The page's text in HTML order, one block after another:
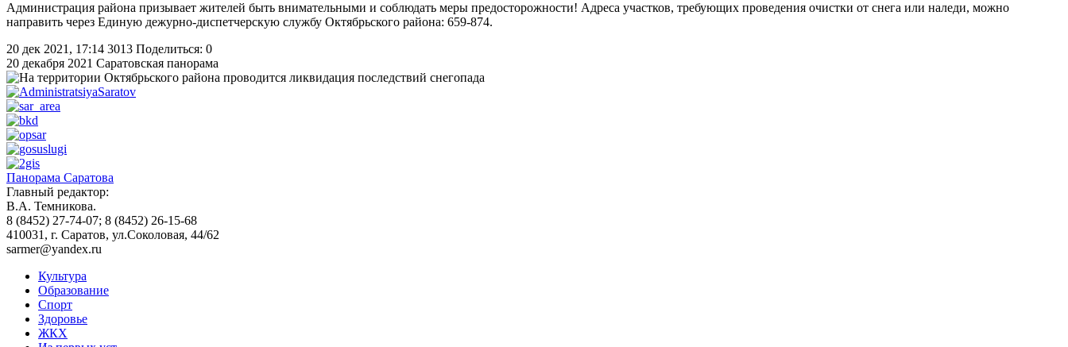
Администрация района призывает жителей быть внимательными и соблюдать меры предосторожности! Адреса участков, требующих проведения очистки от снега или наледи, можно
направить через Единую дежурно-диспетчерскую службу Октябрьского района: 659-874.
20 дек 2021, 17:14 3013 Поделиться: 0
20 декабря 2021 Саратовская панорама
Панорама Саратова
Главный редактор:
В.А. Темникова.
8 (8452) 27-74-07; 8 (8452) 26-15-68
410031, г. Саратов, ул.Соколовая, 44/62
sarmer@yandex.ru
Культура
Образование
Спорт
Здоровье
ЖКХ